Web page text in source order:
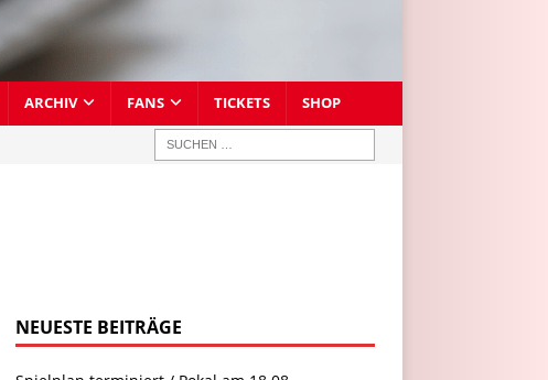
ARCHIV FANS TICKETS SHOP
NEUESTE BEITRÄGE